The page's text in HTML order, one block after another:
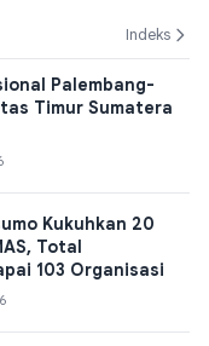
Indeks
Palembang-
Timur Sumatera
Kukuhkan 20
Total
103 Organisasi